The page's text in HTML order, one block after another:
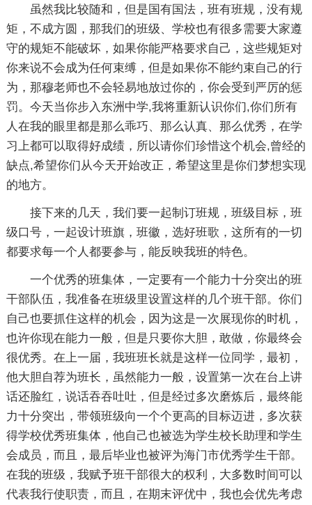
虽然我比较随和，但是国有国法，班有班规，没有规
矩，不成方圆，那我们的班级、学校也有很多需要大家遵
守的规矩不能破坏，如果你能严格要求自己，这些规矩对
你来说不会成为任何束缚，但是如果你不能约束自己的行
为，那穆老师也不会轻易地放过你的，你会受到严厉的惩
罚。今天当你步入东洲中学,我将重新认识你们,你们所有
人在我的眼里都是那么乖巧、那么认真、那么优秀，在学
习上都可以取得好成绩，所以请你们珍惜这个机会,曾经的
缺点,希望你们从今天开始改正，希望这里是你们梦想实现
的地方。
接下来的几天，我们要一起制订班规，班级目标，班
级口号，一起设计班旗，班徽，选好班歌，这所有的一切
都要求每一个人都要参与，能反映我班的特色。
一个优秀的班集体，一定要有一个能力十分突出的班
干部队伍，我准备在班级里设置这样的几个班干部。你们
自己也要抓住这样的机会，因为这是一次展现你的时机，
也许你现在能力一般，但是只要你大胆，敢做，你最终会
很优秀。在上一届，我班班长就是这样一位同学，最初，
他大胆自荐为班长，虽然能力一般，设置第一次在台上讲
话还脸红，说话吞吞吐吐，但是经过多次磨炼后，最终能
力十分突出，带领班级向一个个更高的目标迈进，多次获
得学校优秀班集体，他自己也被选为学生校长助理和学生
会成员，而且，最后毕业也被评为海门市优秀学生干部。
在我的班级，我赋予班干部很大的权利，大多数时间可以
代表我行使职责，而且，在期末评优中，我也会优先考虑